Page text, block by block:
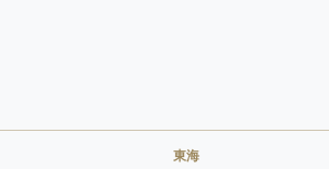
東海